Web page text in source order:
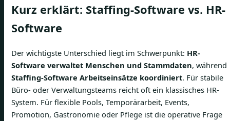
Kurz erklärt: Staffing-Software vs. HR-
Software
Der wichtigste Unterschied liegt im Schwerpunkt: HR-
Software verwaltet Menschen und Stammdaten, während
Staffing-Software Arbeitseinsätze koordiniert. Für stabile
Büro- oder Verwaltungsteams reicht oft ein klassisches HR-
System. Für flexible Pools, Temporärarbeit, Events,
Promotion, Gastronomie oder Pflege ist die operative Frage